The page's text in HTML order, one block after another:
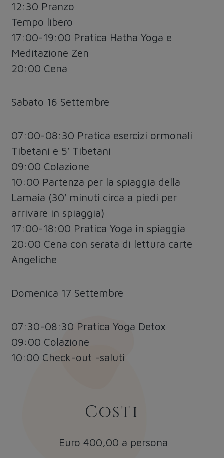
12:30 Pranzo
Tempo libero
17:00-19:00 Pratica Hatha Yoga e
Meditazione Zen
20:00 Cena
Sabato 16 Settembre
07:00-08:30 Pratica esercizi ormonali
Tibetani e 5′ Tibetani
09:00 Colazione
10:00 Partenza per la spiaggia della
Lamaia (30′ minuti circa a piedi per
arrivare in spiaggia)
17:00-18:00 Pratica Yoga in spiaggia
20:00 Cena con serata di lettura carte
Angeliche
Domenica 17 Settembre
07:30-08:30 Pratica Yoga Detox
09:00 Colazione
10:00 Check-out -saluti
Costi
Euro 400,00 a persona